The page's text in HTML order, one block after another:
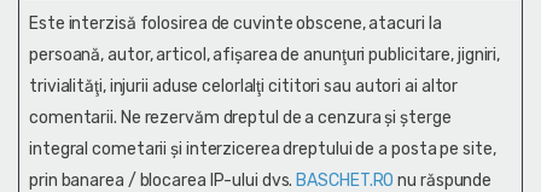
Este interzisă folosirea de cuvinte obscene, atacuri la
persoană, autor, articol, afişarea de anunţuri publicitare, jigniri,
trivialităţi, injurii aduse celorlalţi cititori sau autori ai altor
comentarii. Ne rezervăm dreptul de a cenzura și şterge
integral cometarii și interzicerea dreptului de a posta pe site,
prin banarea / blocarea IP-ului dvs. BASCHET.RO nu răspunde